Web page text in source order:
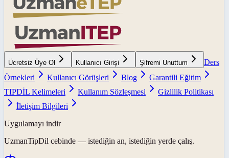
Ücretsiz Üye Ol Kullanıcı Girişi Şifremi Unuttum
Ders
Örnekleri
Kullanıcı Görüşleri Blog
Garantili Eğitim
TIPDİL Kelimeleri
Kullanım Sözleşmesi
Gizlilik Politikası
İletişim Bilgileri
Uygulamayı indir
UzmanTipDil cebinde — istediğin an, istediğin yerde çalış.